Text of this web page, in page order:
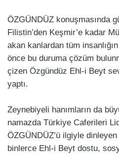
ÖZGÜNDÜZ konuşmasında
Filistin’den Keşmir’e kadar
akan kanlardan tüm
önce bu duruma çözüm
çizen Özgündüz Ehl-i Beyt
yaptı.
Zeynebiyeli hanımların da
namazda Türkiye Caferileri
ÖZGÜNDÜZ’ü ilgiyle
binlerce Ehl-i Beyt dostu,